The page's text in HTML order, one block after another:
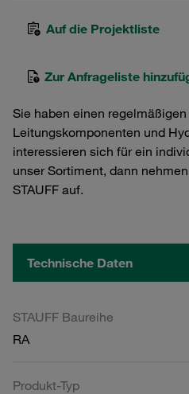
Auf die Projektliste
Zur Anfrageliste
Sie haben einen
Leitungskomponenten und
interessieren sich für ein
unser Sortiment, dann
STAUFF auf.
Technische Daten
STAUFF Baureihe
RA
Produkt-Typ